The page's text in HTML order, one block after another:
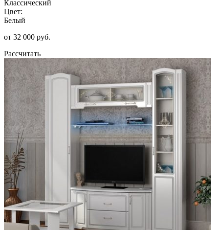
Классический
Цвет:
Белый
от 32 000 руб.
Рассчитать